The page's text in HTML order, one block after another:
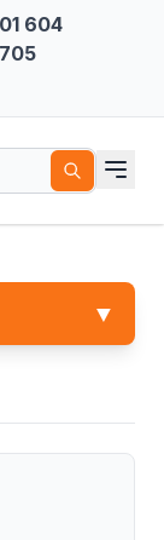
604
▼